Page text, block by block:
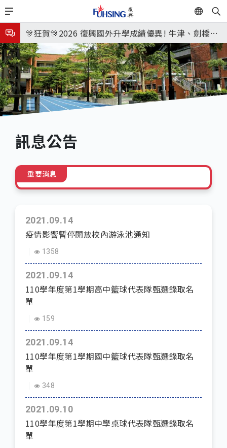
移
至
主
內
容
EN
🎉🎉🎉狂賀! 12望蘇同學榮錄MIT麻省理工學院，本校
連續兩年錄取世界第一學府！
🎊狂賀🎊2026 復興國外升學成績優異! 牛津、劍橋首
次雙星閃耀✨
115年校本部大學榜單再創佳績🎉，32％達醫學系錄
取標準、62%達台大錄取標準。各組合4科60級分9人
🎊
8月3日 分科成績公布
臺北市2026城鎮韌性(防空)演習訂於8月13日(四) 14
時30分至15時實施，全市人、車及各場所均須配合管
制與避難演練，以免受罰。
8月31日 開學日
🎉🎉🎉狂賀! 12望蘇同學榮錄MIT麻省理工學院，本校
訊息公告
重要消息
2021.09.14
疫情影響暫停開放校內游泳池通知
1358
2021.09.14
110學年度第1學期高中籃球代表隊甄選錄取名
單
159
2021.09.14
110學年度第1學期國中籃球代表隊甄選錄取名
單
348
2021.09.10
110學年度第1學期中學桌球代表隊甄選錄取名
單